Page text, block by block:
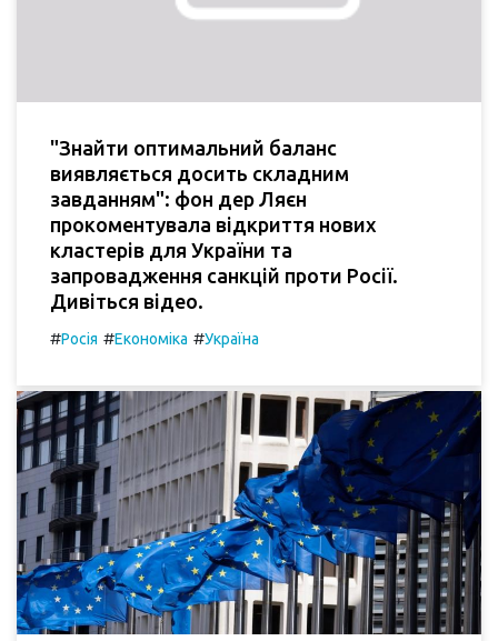
"Знайти оптимальний баланс
виявляється досить складним
завданням": фон дер Ляєн
прокоментувала відкриття нових
кластерів для України та
запровадження санкцій проти Росії.
Дивіться відео.
#Росія #Економіка #Україна